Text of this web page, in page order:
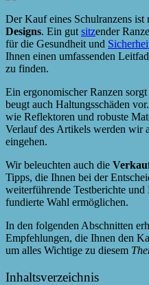
Der Kauf eines Schulranzens ist
Designs. Ein gut sitzender
für die Gesundheit und
Ihnen einen umfassenden
zu finden.
Ein ergonomischer Ranzen
beugt auch Haltungsschäden
wie Reflektoren und robuste
Verlauf des Artikels werden wir
eingehen.
Wir beleuchten auch die
Tipps, die Ihnen bei der
weiterführende Testberichte
fundierte Wahl ermöglichen.
In den folgenden Abschnitten
Empfehlungen, die Ihnen den
um alles Wichtige zu diesem
Inhaltsverzeichnis